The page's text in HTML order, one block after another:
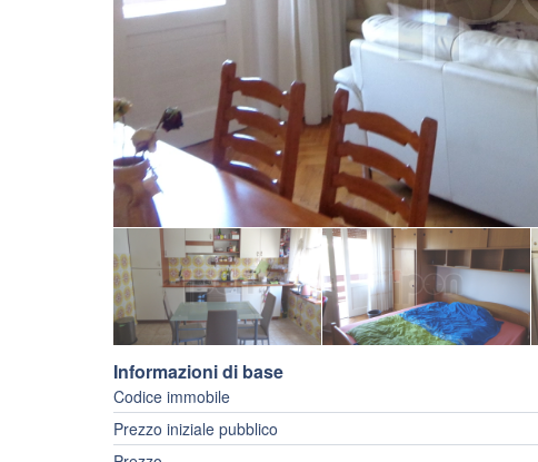
Informazioni di base
Codice immobile
Prezzo iniziale pubblico